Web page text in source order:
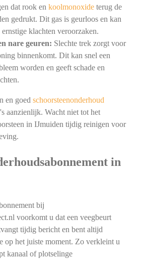
dat rook en koolmonoxideterug de
gedrukt. Dit gas is geurloos en kan
klachten veroorzaken.
nare geuren: Slechte trek zorgt voor
binnenkomt. Dit kan snel een
worden en geeft schade en
en goed schoorsteenonderhoud
aanzienlijk. Wacht niet tot het
in IJmuiden tijdig reinigen voor
in
bij
voorkomt u dat een veegbeurt
tijdig bericht en bent altijd
op het juiste moment. Zo verkleint u
kanaal of plotselinge